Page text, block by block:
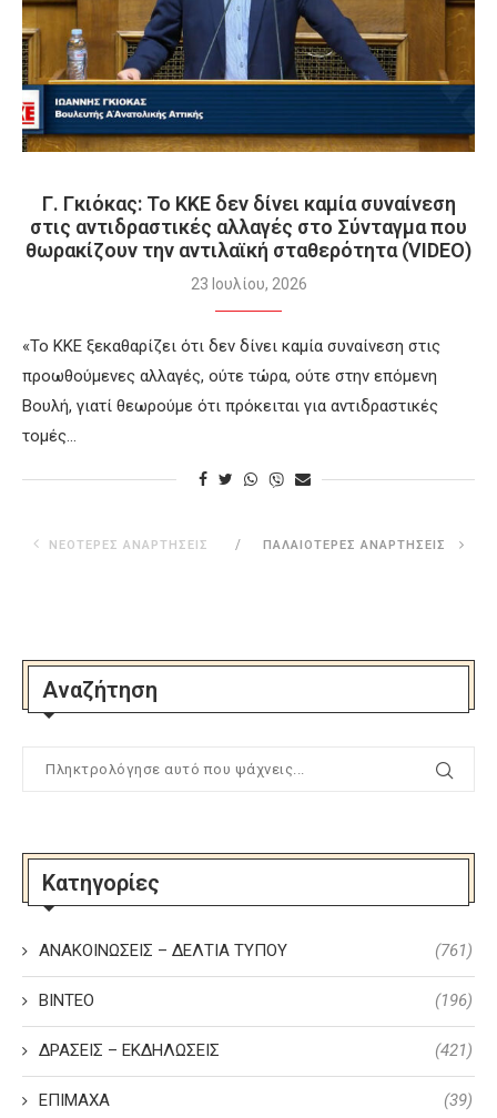
Γ. Γκιόκας: Το ΚΚΕ δεν δίνει καμία συναίνεση
στις αντιδραστικές αλλαγές στο Σύνταγμα που
θωρακίζουν την αντιλαϊκή σταθερότητα (VIDEO)
23 Ιουλίου, 2026
«Το ΚΚΕ ξεκαθαρίζει ότι δεν δίνει καμία συναίνεση στις
προωθούμενες αλλαγές, ούτε τώρα, ούτε στην επόμενη
Βουλή, γιατί θεωρούμε ότι πρόκειται για αντιδραστικές
τομές…
ΝΕΌΤΕΡΕΣ ΑΝΑΡΤΉΣΕΙΣ ΠΑΛΑΙΌΤΕΡΕΣ ΑΝΑΡΤΉΣΕΙΣ
Αναζήτηση
Κατηγορίες
ΑΝΑΚΟΙΝΩΣΕΙΣ – ΔΕΛΤΙΑ ΤΥΠΟΥ (761)
ΒΙΝΤΕΟ (196)
ΔΡΑΣΕΙΣ – ΕΚΔΗΛΩΣΕΙΣ (421)
ΕΠΙΜΑΧΑ (39)